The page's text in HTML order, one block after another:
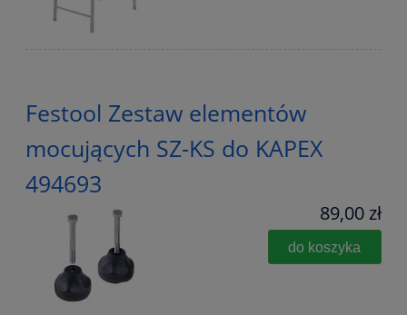
Festool Zestaw elementów
mocujących SZ-KS do KAPEX
494693
89,00 zł
do koszyka